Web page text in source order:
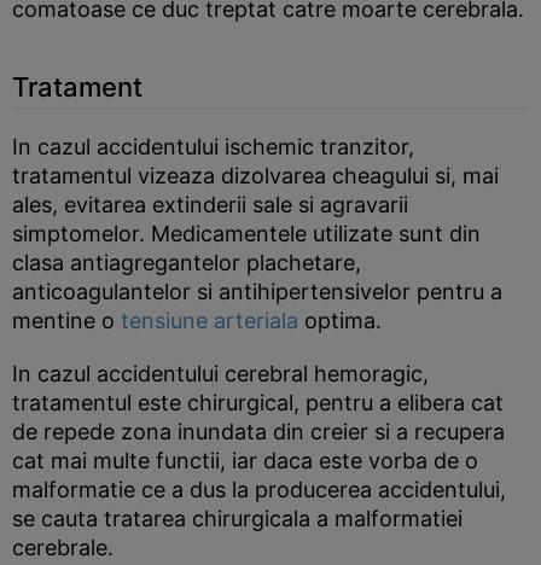
comatoase ce duc treptat catre moarte cerebrala.
Tratament
In cazul accidentului ischemic tranzitor,
tratamentul vizeaza dizolvarea cheagului si, mai
ales, evitarea extinderii sale si agravarii
simptomelor. Medicamentele utilizate sunt din
clasa antiagregantelor plachetare,
anticoagulantelor si antihipertensivelor pentru a
mentine o tensiune arteriala optima.
In cazul accidentului cerebral hemoragic,
tratamentul este chirurgical, pentru a elibera cat
de repede zona inundata din creier si a recupera
cat mai multe functii, iar daca este vorba de o
malformatie ce a dus la producerea accidentului,
se cauta tratarea chirurgicala a malformatiei
cerebrale.